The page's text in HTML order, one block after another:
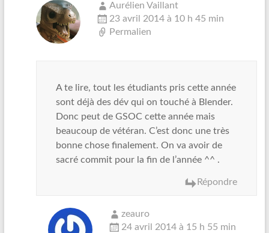
Aurélien Vaillant
23 avril 2014 à 10 h 45 min
Permalien
A te lire, tout les étudiants pris cette année
sont déjà des dév qui on touché à Blender.
Donc peut de GSOC cette année mais
beaucoup de vétéran. C’est donc une très
bonne chose finalement. On va avoir de
sacré commit pour la fin de l’année ^^ .
Répondre
zeauro
24 avril 2014 à 15 h 55 min